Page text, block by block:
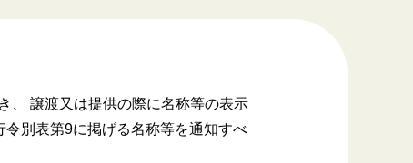
、 譲渡又は提供の際に名称等の表示
別表第9に掲げる名称等を通知すべ